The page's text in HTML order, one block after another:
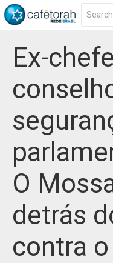
Ex-
O
detrás
contra